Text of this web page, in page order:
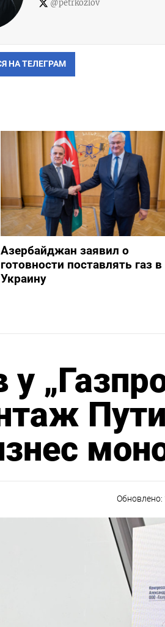
@petrkozlov
НА ТЕЛЕГРАМ
Азербайджан заявил о
готовности поставлять газ в
Украину
Обновлено: